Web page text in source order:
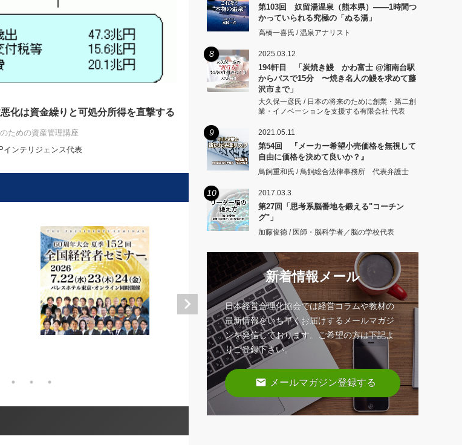
化は資金繰りと可処分所得を直撃する
ための資産管理講座
インテリジェンス代表
第103回 奴留湯温泉（熊本県）――1時間つ
かっていられる究極の「ぬる湯」
高橋一喜氏 / 温泉アナリスト
8 2025.03.12
194軒目 「炭焼き鰻 かわ富士 @湘南台駅
からバスで15分 〜焼き名人の鰻を求めて藤
沢市まで」
大久保一彦氏 / 日本の将来のために創業・第二創
業・イノベーションを支援する有限会社 代表
9 2021.05.11
第54回 『メーカー希望小売価格を無視して
自由に価格を決めて良いか？』
鳥飼重和氏 / 鳥飼総合法律事務所 代表弁護士
10 2017.03.3
第27回「思考系脳番地を鍛える"コーチン
グ"」
加藤俊徳 / 医師・脳科学者／脳の学校代表
新着情報メール
日本経営合理化協会では経営コラムや教材の
最新情報をいち早くお届けするメールマガジ
ンを発信しております。ご希望の方は下記よ
りご登録下さい。
email メールマガジン登録する